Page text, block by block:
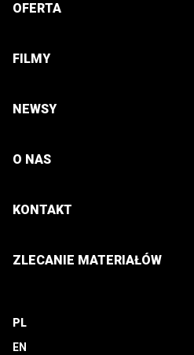
OFERTA
FILMY
NEWSY
O NAS
KONTAKT
ZLECANIE MATERIAŁÓW
PL